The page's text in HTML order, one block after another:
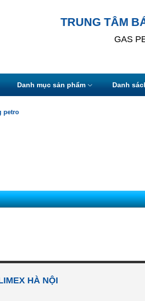
TRUNG TÂM
GAS
Danh mục sản phẩm Danh
petro
HÀ NỘI